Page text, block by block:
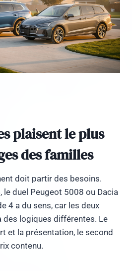
plaisent le plus
des familles
doit partir des besoins.
le duel Peugeot 5008 ou Dacia
4 a du sens, car les deux
des logiques différentes. Le
et la présentation, le second
contenu.